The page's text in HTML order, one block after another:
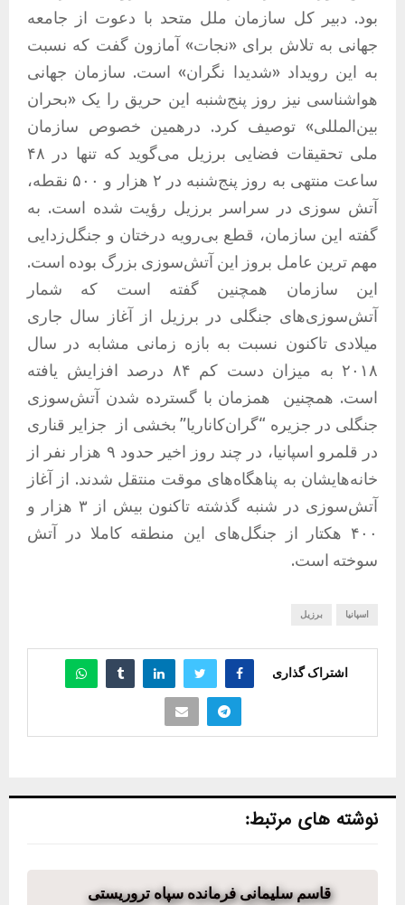
بود. دبیر کل سازمان ملل متحد با دعوت از جامعه
جهانی به تلاش برای «نجات» آمازون گفت که نسبت
به این رویداد «شدیدا نگران» است. سازمان جهانی
هواشناسی نیز روز پنج‌شنبه این حریق را یک «بحران
بین‌المللی» توصیف کرد. درهمین خصوص سازمان
ملی تحقیقات فضایی برزیل می‌گوید که تنها در ۴۸
ساعت منتهی به روز پنج‌شنبه در ۲ هزار و ۵۰۰ نقطه،
آتش سوزی در سراسر برزیل رؤیت شده است. به
گفته این سازمان، قطع بی‌رویه درختان و جنگل‌زدایی
مهم ترین عامل بروز این آتش‌سوزی بزرگ بوده است.
این سازمان همچنین گفته است که شمار
آتش‌سوزی‌های جنگلی در برزیل از آغاز سال جاری
میلادی تاکنون نسبت به بازه زمانی مشابه در سال
۲۰۱۸ به میزان دست کم ۸۴ درصد افزایش یافته
است. همچنین همزمان با گسترده شدن آتش‌سوزی
جنگلی در جزیره “گران‌کاناریا” بخشی از جزایر قناری
در قلمرو اسپانیا، در چند روز اخیر حدود ۹ هزار نفر از
خانه‌هایشان به پناهگاه‌های موقت منتقل شدند. از آغاز
آتش‌سوزی در شنبه گذشته تاکنون بیش از ۳ هزار و
۴۰۰ هکتار از جنگل‌های این منطقه کاملا در آتش
سوخته است.
اسپانیا برزیل
اشتراک گذاری
نوشته های مرتبط:
قاسم سلیمانی فرمانده سپاه تروریستی